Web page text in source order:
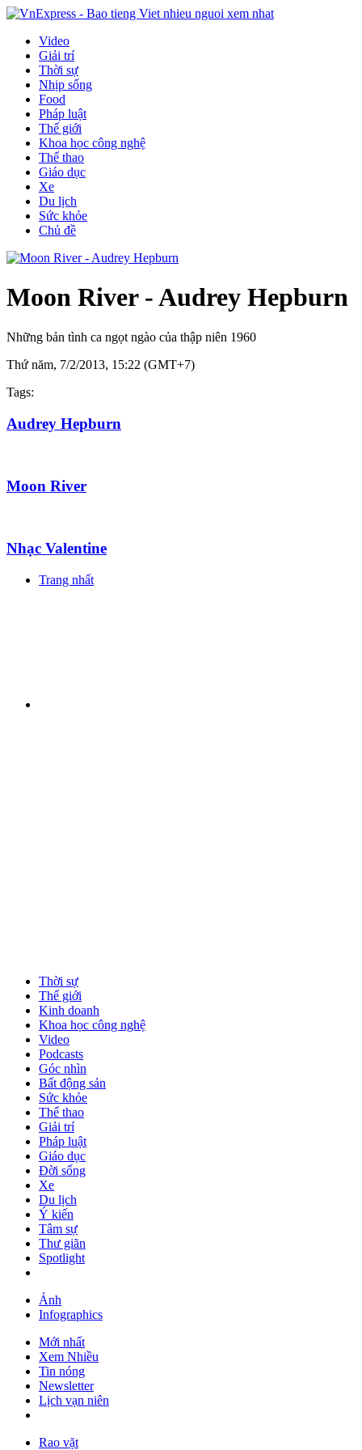
Video
Giải trí
Thời sự
Nhịp sống
Food
Pháp luật
Thế giới
Khoa học công nghệ
Thể thao
Giáo dục
Xe
Du lịch
Sức khỏe
Chủ đề
Moon River - Audrey Hepburn
Những bản tình ca ngọt ngào của thập niên 1960
Thứ năm, 7/2/2013, 15:22 (GMT+7)
Tags:
Audrey Hepburn
Moon River
Nhạc Valentine
Trang nhất
Thời sự
Thế giới
Kinh doanh
Khoa học công nghệ
Video
Podcasts
Góc nhìn
Bất động sản
Sức khỏe
Thể thao
Giải trí
Pháp luật
Giáo dục
Đời sống
Xe
Du lịch
Ý kiến
Tâm sự
Thư giãn
Spotlight
Ảnh
Infographics
Mới nhất
Xem Nhiều
Tin nóng
Newsletter
Lịch vạn niên
Rao vặt